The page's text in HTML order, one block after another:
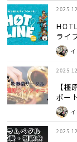
ライ
【
ポー